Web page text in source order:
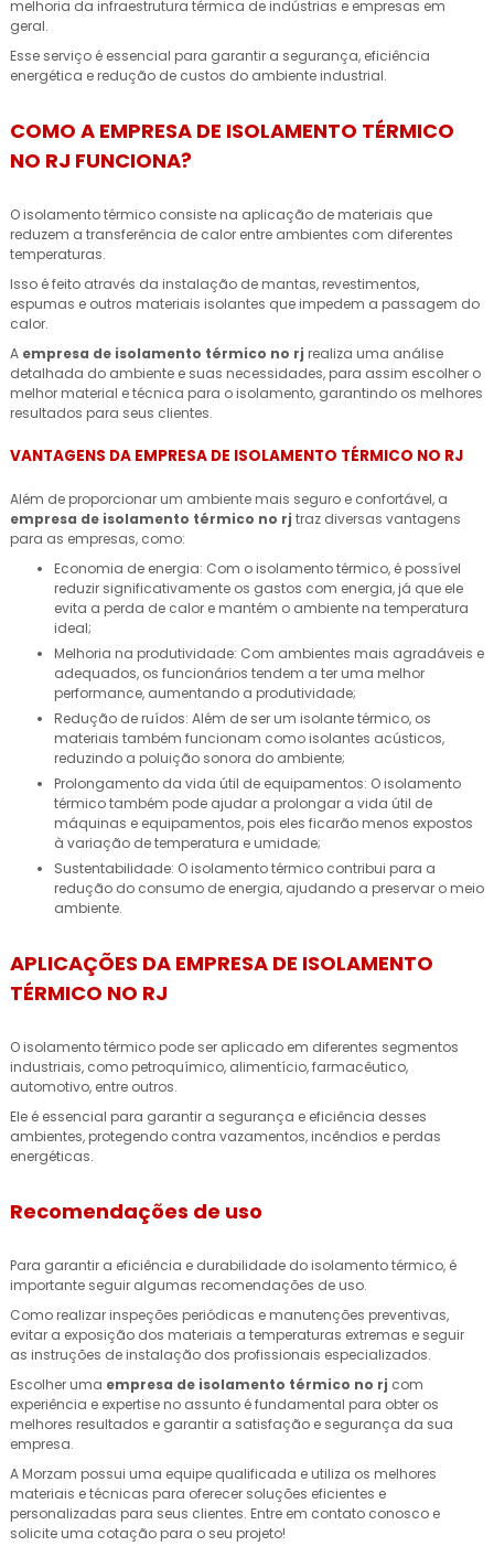
melhoria da infraestrutura térmica de indústrias e empresas em
geral.
Esse serviço é essencial para garantir a segurança, eficiência
energética e redução de custos do ambiente industrial.
COMO A EMPRESA DE ISOLAMENTO TÉRMICO
NO RJ FUNCIONA?
O isolamento térmico consiste na aplicação de materiais que
reduzem a transferência de calor entre ambientes com diferentes
temperaturas.
Isso é feito através da instalação de mantas, revestimentos,
espumas e outros materiais isolantes que impedem a passagem do
calor.
A empresa de isolamento térmico no rj realiza uma análise
detalhada do ambiente e suas necessidades, para assim escolher o
melhor material e técnica para o isolamento, garantindo os melhores
resultados para seus clientes.
VANTAGENS DA EMPRESA DE ISOLAMENTO TÉRMICO NO RJ
Além de proporcionar um ambiente mais seguro e confortável, a
empresa de isolamento térmico no rj traz diversas vantagens
para as empresas, como:
Economia de energia: Com o isolamento térmico, é possível
reduzir significativamente os gastos com energia, já que ele
evita a perda de calor e mantém o ambiente na temperatura
ideal;
Melhoria na produtividade: Com ambientes mais agradáveis e
adequados, os funcionários tendem a ter uma melhor
performance, aumentando a produtividade;
Redução de ruídos: Além de ser um isolante térmico, os
materiais também funcionam como isolantes acústicos,
reduzindo a poluição sonora do ambiente;
Prolongamento da vida útil de equipamentos: O isolamento
térmico também pode ajudar a prolongar a vida útil de
máquinas e equipamentos, pois eles ficarão menos expostos
à variação de temperatura e umidade;
Sustentabilidade: O isolamento térmico contribui para a
redução do consumo de energia, ajudando a preservar o meio
ambiente.
APLICAÇÕES DA EMPRESA DE ISOLAMENTO
TÉRMICO NO RJ
O isolamento térmico pode ser aplicado em diferentes segmentos
industriais, como petroquímico, alimentício, farmacêutico,
automotivo, entre outros.
Ele é essencial para garantir a segurança e eficiência desses
ambientes, protegendo contra vazamentos, incêndios e perdas
energéticas.
Recomendações de uso
Para garantir a eficiência e durabilidade do isolamento térmico, é
importante seguir algumas recomendações de uso.
Como realizar inspeções periódicas e manutenções preventivas,
evitar a exposição dos materiais a temperaturas extremas e seguir
as instruções de instalação dos profissionais especializados.
Escolher uma empresa de isolamento térmico no rj com
experiência e expertise no assunto é fundamental para obter os
melhores resultados e garantir a satisfação e segurança da sua
empresa.
A Morzam possui uma equipe qualificada e utiliza os melhores
materiais e técnicas para oferecer soluções eficientes e
personalizadas para seus clientes. Entre em contato conosco e
solicite uma cotação para o seu projeto!